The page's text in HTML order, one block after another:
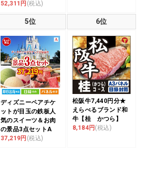
52,311円 (税込)
5位 6位
ディズニーペアチケ
ットが目玉の鉄板人
気のスイーツ＆お肉
の景品3点セットA
37,219円 (税込)
松阪牛7,440円分★
えらべるブランド和
牛【桂 かつら】
8,184円 (税込)